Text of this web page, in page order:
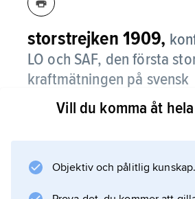
storstrejken 1909,
LO och SAF, den första
kraftmätningen på svensk
arbetsmarknad.
SAF sommaren 1909
Vill du komma åt
Objektiv och pålitlig kunskap.